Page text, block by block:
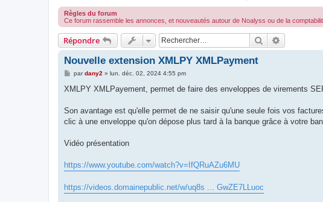
Règles du forum
Ce forum rassemble les annonces, et nouveautés autour de Noalyss ou de la
Répondre Rechercher
Nouvelle extension XMLPY XMLPayment
M
s
g
pardany2 » lun. déc. 02, 2024 4:55 pm
XMLPY XMLPayement, permet de faire des enveloppes de virements
Son avantage est qu'elle permet de ne saisir qu'une seule fois vos
clic à une enveloppe qu'on dépose plus tard à la banque grâce à votre
Vidéo présentation
https://www.youtube.com/watch?v=IfQRuAZu6MU
https://videos.domainepublic.net/w/uq8s ... GwZE7LLuoc